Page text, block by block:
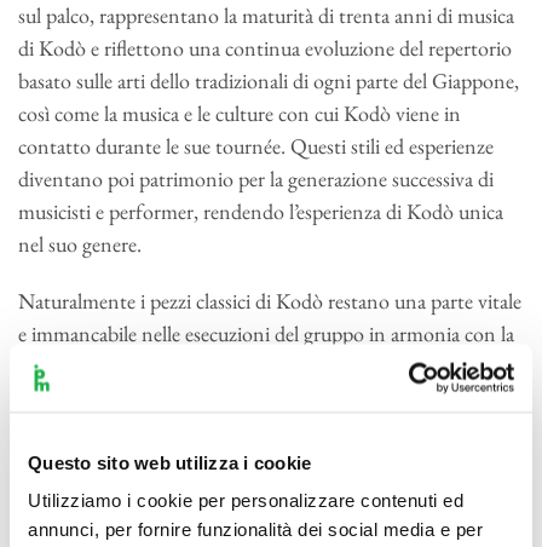
Questo sito web utilizza i cookie
Utilizziamo i cookie per personalizzare contenuti ed
annunci, per fornire funzionalità dei social media e per
sul palco, rappresentano la maturità di trenta anni di musica
di Kodò e riflettono una continua evoluzione del repertorio
basato sulle arti dello tradizionali di ogni parte del Giappone,
così come la musica e le culture con cui Kodò viene in
contatto durante le sue tournée. Questi stili ed esperienze
diventano poi patrimonio per la generazione successiva di
musicisti e performer, rendendo l’esperienza di Kodò unica
nel suo genere.
Naturalmente i pezzi classici di Kodò restano una parte vitale
e immancabile nelle esecuzioni del gruppo in armonia con la
sua evoluzione. I brani distintivi del gruppo comeO-Daiko,
Yatai-bayashi, Miyake
, rimangono capolavori, anch’essi però
Variazioni sui brani possono riflettere la sala in cui vengono
eseguiti o possono anche cambiare con le stagioni, ma
maturano anche nel tempo e rivelano sfumature inaspettate